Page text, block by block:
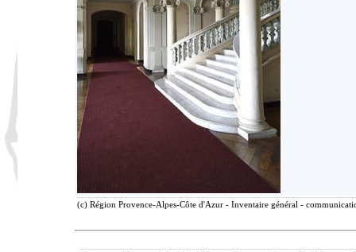
(c) Région Provence-Alpes-Côte d'Azur - Inventaire général -